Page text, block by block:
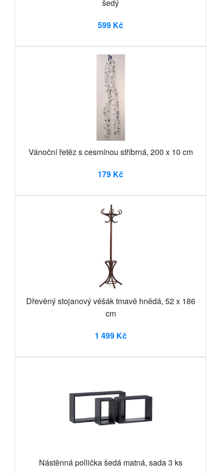
šedý
599 Kč
Vánoční řetěz s cesmínou stříbrná, 200 x 10 cm
179 Kč
Dřevěný stojanový věšák tmavě hnědá, 52 x 186
cm
1 499 Kč
Nástěnná pollička šedá matná, sada 3 ks